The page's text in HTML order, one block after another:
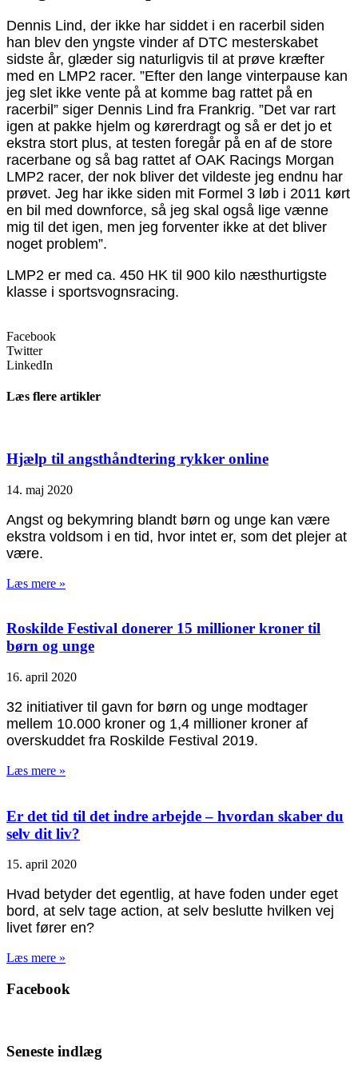
Dennis Lind, der ikke har siddet i en racerbil siden
han blev den yngste vinder af DTC mesterskabet
sidste år, glæder sig naturligvis til at prøve kræfter
med en LMP2 racer. ”Efter den lange vinterpause kan
jeg slet ikke vente på at komme bag rattet på en
racerbil” siger Dennis Lind fra Frankrig. ”Det var rart
igen at pakke hjelm og kørerdragt og så er det jo et
ekstra stort plus, at testen foregår på en af de store
racerbane og så bag rattet af OAK Racings Morgan
LMP2 racer, der nok bliver det vildeste jeg endnu har
prøvet. Jeg har ikke siden mit Formel 3 løb i 2011 kørt
en bil med downforce, så jeg skal også lige vænne
mig til det igen, men jeg forventer ikke at det bliver
noget problem”.
LMP2 er med ca. 450 HK til 900 kilo næsthurtigste
klasse i sportsvognsracing.
Facebook
Twitter
LinkedIn
Læs flere artikler
Hjælp til angsthåndtering rykker online
14. maj 2020
Angst og bekymring blandt børn og unge kan være
ekstra voldsom i en tid, hvor intet er, som det plejer at
være.
Læs mere »
Roskilde Festival donerer 15 millioner kroner til
børn og unge
16. april 2020
32 initiativer til gavn for børn og unge modtager
mellem 10.000 kroner og 1,4 millioner kroner af
overskuddet fra Roskilde Festival 2019.
Læs mere »
Er det tid til det indre arbejde – hvordan skaber du
selv dit liv?
15. april 2020
Hvad betyder det egentlig, at have foden under eget
bord, at selv tage action, at selv beslutte hvilken vej
livet fører en?
Læs mere »
Facebook
Seneste indlæg